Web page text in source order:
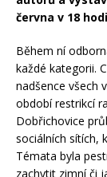
června v 18
Během ní
každé kategorii.
nadšence všech
období restrikcí
Dobřichovice
sociálních sítích,
Témata byla
zachytit zimní či